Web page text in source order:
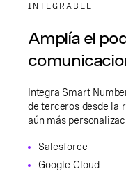
INTEGRABLE
Amplía el
Integra Smart
de terceros desde la
aún más
Salesforce
Google Cloud